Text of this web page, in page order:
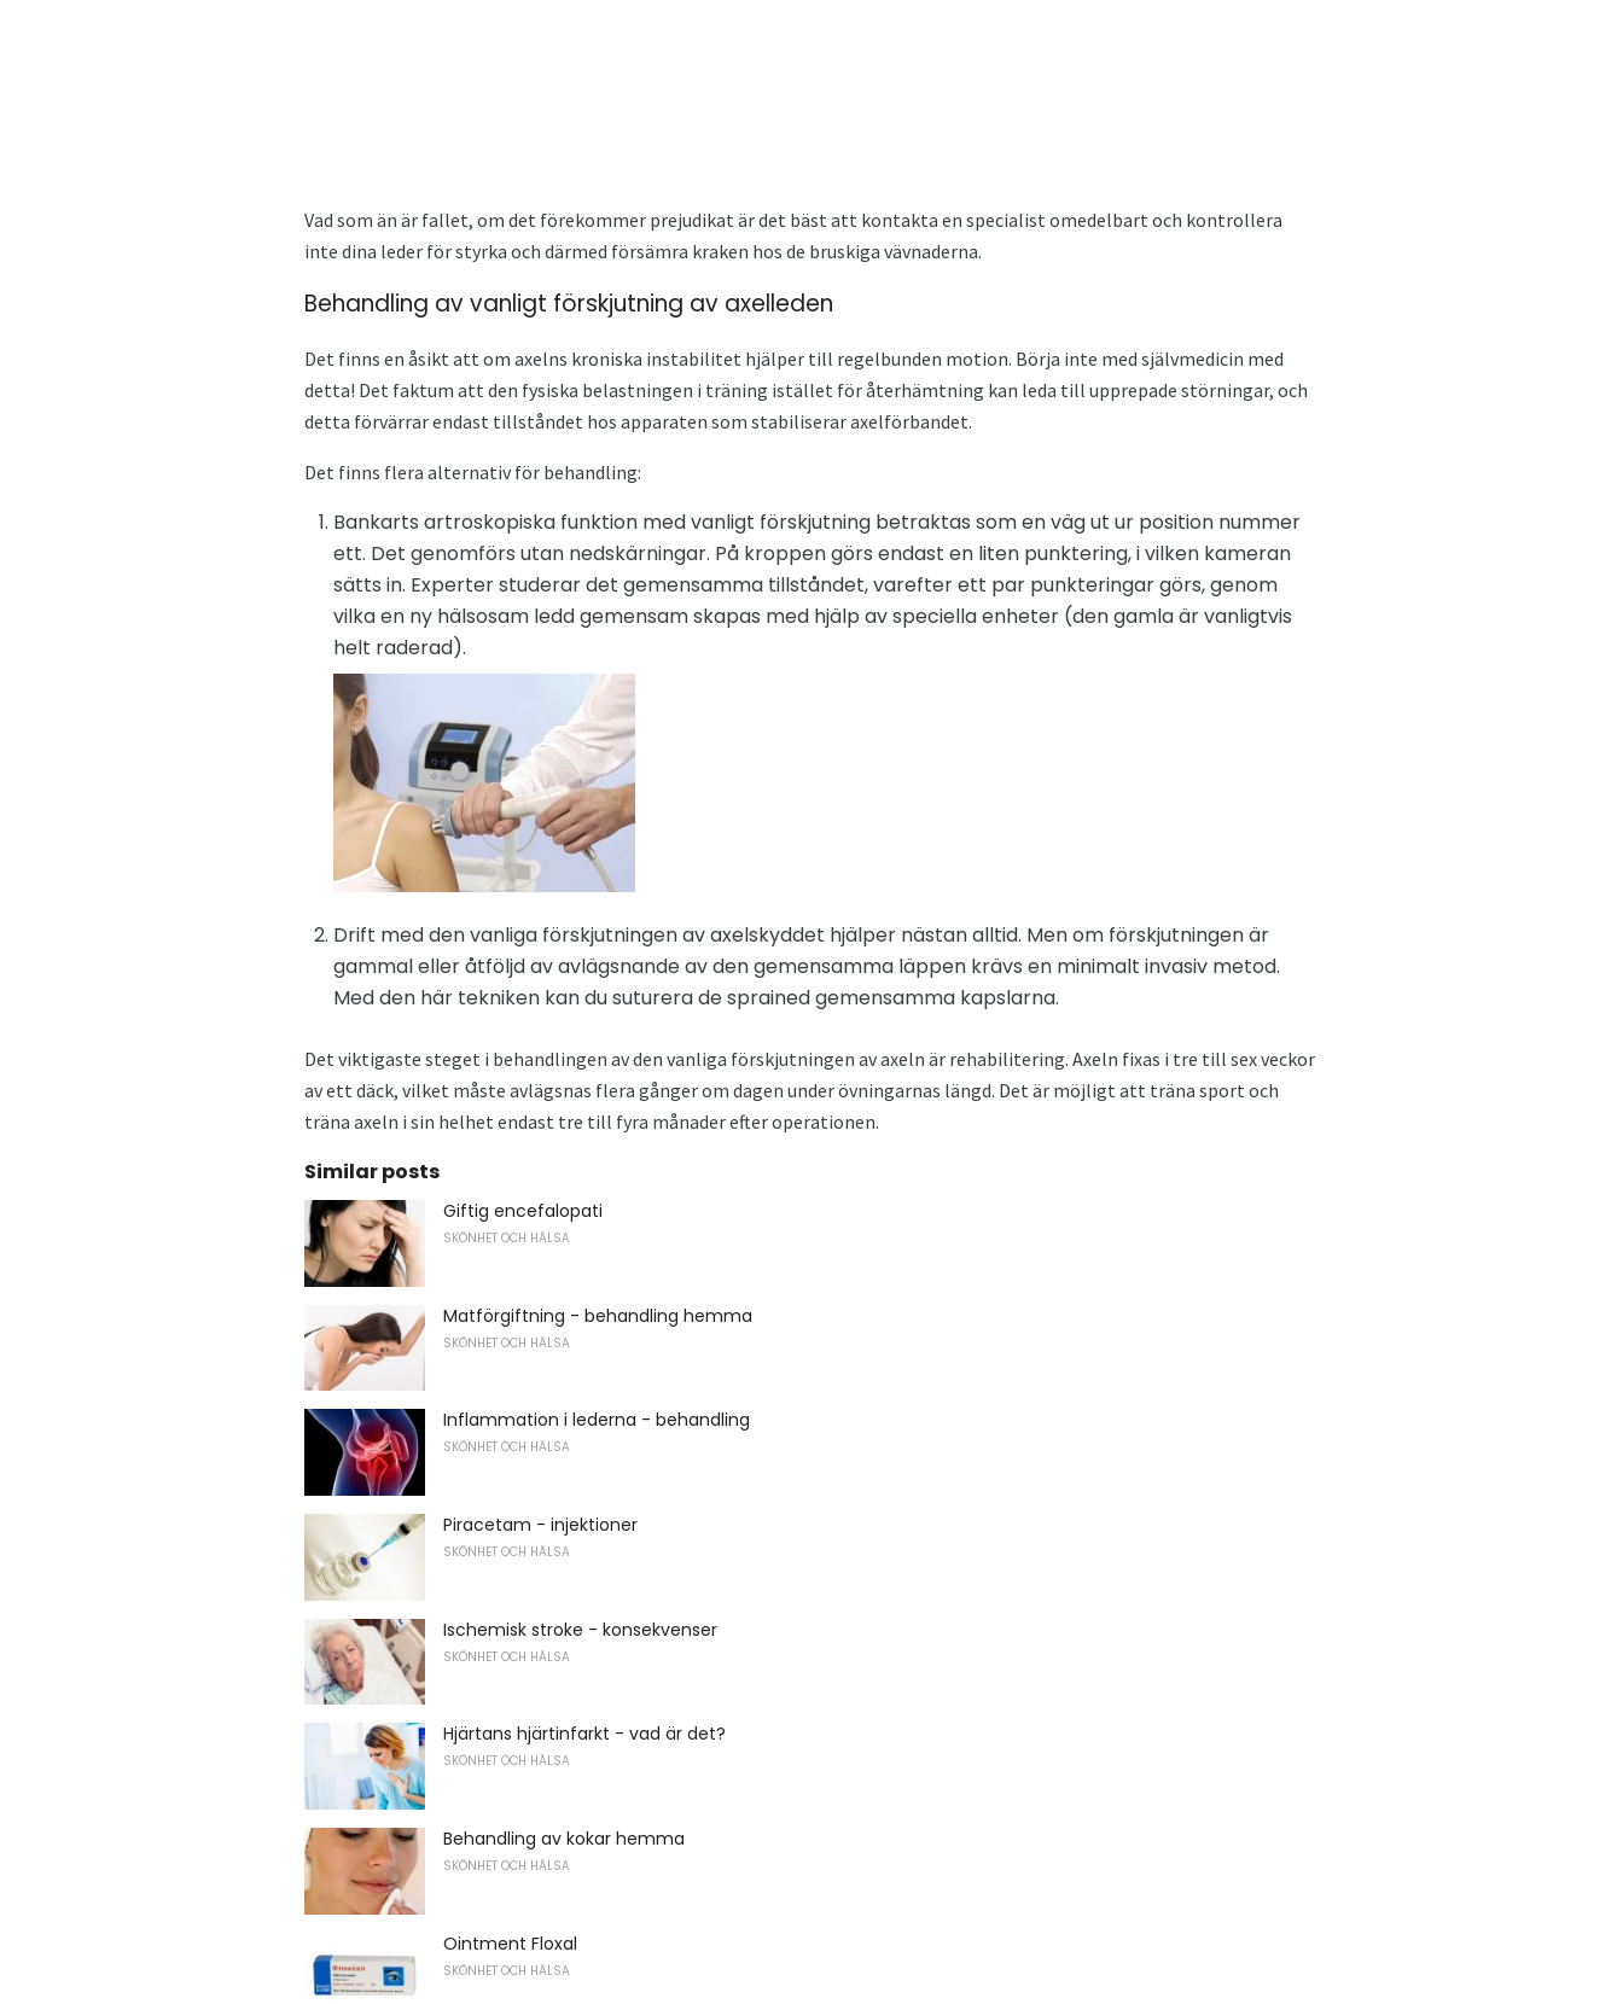
Vad som än är fallet, om det förekommer prejudikat är det bäst att kontakta en specialist omedelbart och kontrollera
inte dina leder för styrka och därmed försämra kraken hos de bruskiga vävnaderna.
Behandling av vanligt förskjutning av axelleden
Det finns en åsikt att om axelns kroniska instabilitet hjälper till regelbunden motion. Börja inte med självmedicin med
detta! Det faktum att den fysiska belastningen i träning istället för återhämtning kan leda till upprepade störningar, och
detta förvärrar endast tillståndet hos apparaten som stabiliserar axelförbandet.
Det finns flera alternativ för behandling:
Bankarts artroskopiska funktion med vanligt förskjutning betraktas som en väg ut ur position nummer
ett. Det genomförs utan nedskärningar. På kroppen görs endast en liten punktering, i vilken kameran
sätts in. Experter studerar det gemensamma tillståndet, varefter ett par punkteringar görs, genom
vilka en ny hälsosam ledd gemensam skapas med hjälp av speciella enheter (den gamla är vanligtvis
helt raderad).
Drift med den vanliga förskjutningen av axelskyddet hjälper nästan alltid. Men om förskjutningen är
gammal eller åtföljd av avlägsnande av den gemensamma läppen krävs en minimalt invasiv metod.
Med den här tekniken kan du suturera de sprained gemensamma kapslarna.
Det viktigaste steget i behandlingen av den vanliga förskjutningen av axeln är rehabilitering. Axeln fixas i tre till sex veckor
av ett däck, vilket måste avlägsnas flera gånger om dagen under övningarnas längd. Det är möjligt att träna sport och
träna axeln i sin helhet endast tre till fyra månader efter operationen.
Similar posts
Giftig encefalopati
SKÖNHET OCH HÄLSA
Matförgiftning - behandling hemma
SKÖNHET OCH HÄLSA
Inflammation i lederna - behandling
SKÖNHET OCH HÄLSA
Piracetam - injektioner
SKÖNHET OCH HÄLSA
Ischemisk stroke - konsekvenser
SKÖNHET OCH HÄLSA
Hjärtans hjärtinfarkt - vad är det?
SKÖNHET OCH HÄLSA
Behandling av kokar hemma
SKÖNHET OCH HÄLSA
Ointment Floxal
SKÖNHET OCH HÄLSA